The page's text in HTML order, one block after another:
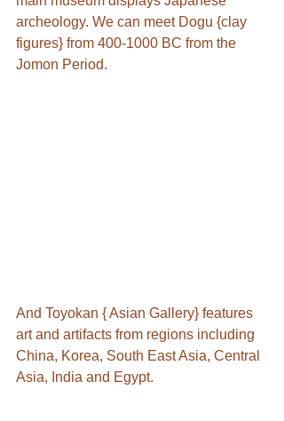
archeology. We can meet Dogu {clay
figures} from 400-1000 BC from the
Jomon Period.
And Toyokan { Asian Gallery} features
art and artifacts from regions including
China, Korea, South East Asia, Central
Asia, India and Egypt.